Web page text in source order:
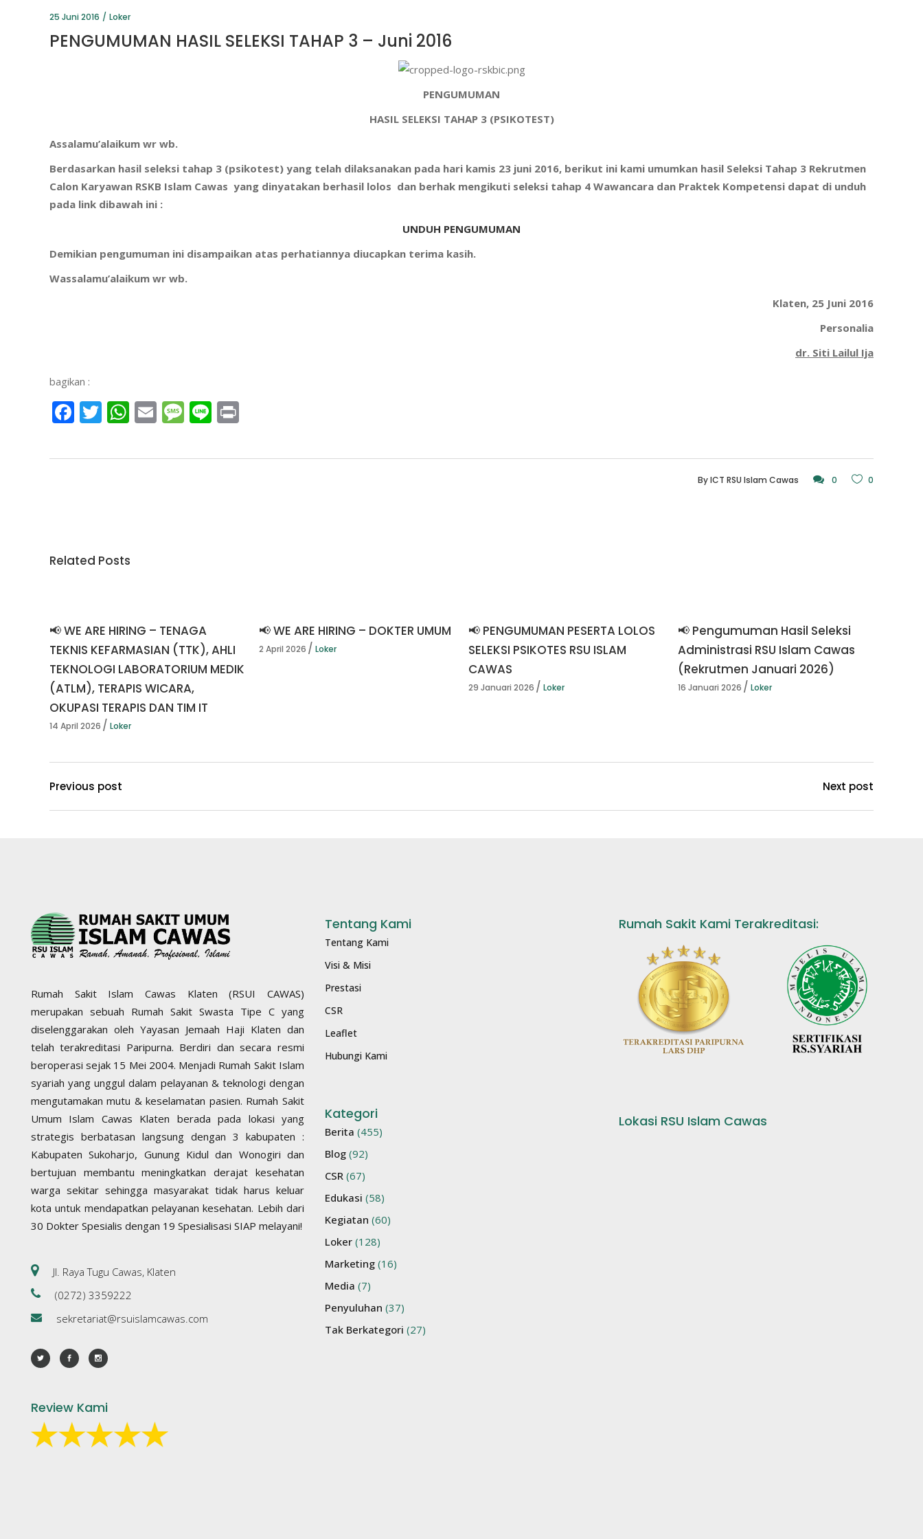
25 Juni 2016 Loker
PENGUMUMAN HASIL SELEKSI TAHAP 3 – Juni 2016
PENGUMUMAN
HASIL SELEKSI TAHAP 3 (PSIKOTEST)
Assalamu’alaikum wr wb.
Berdasarkan hasil seleksi tahap 3 (psikotest) yang telah dilaksanakan pada hari kamis 23 juni 2016, berikut ini kami umumkan hasil Seleksi Tahap 3 Rekrutmen
Calon Karyawan RSKB Islam Cawas yang dinyatakan berhasil lolos dan berhak mengikuti seleksi tahap 4 Wawancara dan Praktek Kompetensi dapat di unduh
pada link dibawah ini :
UNDUH PENGUMUMAN
Demikian pengumuman ini disampaikan atas perhatiannya diucapkan terima kasih.
Wassalamu’alaikum wr wb.
Klaten, 25 Juni 2016
Personalia
dr. Siti Lailul Ija
bagikan :
Facebook
Twitter
WhatsApp
EmailMessage
Line
ByICT RSU Islam Cawas 0 0
Related Posts
📢 WE ARE HIRING – TENAGA
TEKNIS KEFARMASIAN (TTK), AHLI
TEKNOLOGI LABORATORIUM MEDIK
(ATLM), TERAPIS WICARA,
OKUPASI TERAPIS DAN TIM IT
14 April 2026 Loker
📢 WE ARE HIRING – DOKTER UMUM
2 April 2026 Loker
📢 PENGUMUMAN PESERTA LOLOS
SELEKSI PSIKOTES RSU ISLAM
CAWAS
29 Januari 2026 Loker
📢 Pengumuman Hasil Seleksi
Administrasi RSU Islam Cawas
(Rekrutmen Januari 2026)
16 Januari 2026 Loker
Previous post Next post
Rumah Sakit Islam Cawas Klaten (RSUI CAWAS)
merupakan sebuah Rumah Sakit Swasta Tipe C yang
diselenggarakan oleh Yayasan Jemaah Haji Klaten dan
telah terakreditasi Paripurna. Berdiri dan secara resmi
beroperasi sejak 15 Mei 2004. Menjadi Rumah Sakit Islam
syariah yang unggul dalam pelayanan & teknologi dengan
mengutamakan mutu & keselamatan pasien. Rumah Sakit
Umum Islam Cawas Klaten berada pada lokasi yang
strategis berbatasan langsung dengan 3 kabupaten :
Kabupaten Sukoharjo, Gunung Kidul dan Wonogiri dan
bertujuan membantu meningkatkan derajat kesehatan
warga sekitar sehingga masyarakat tidak harus keluar
kota untuk mendapatkan pelayanan kesehatan. Lebih dari
30 Dokter Spesialis dengan 19 Spesialisasi SIAP melayani!
Jl. Raya Tugu Cawas, Klaten
(0272) 3359222
sekretariat@rsuislamcawas.com
Review Kami
Tentang Kami
Tentang Kami
Visi & Misi
Prestasi
CSR
Leaflet
Hubungi Kami
Kategori
Berita (455)
Blog(92)
CSR(67)
Edukasi (58)
Kegiatan (60)
Loker(128)
Marketing(16)
Media (7)
Penyuluhan (37)
Tak Berkategori (27)
Rumah Sakit Kami Terakreditasi:
Lokasi RSU Islam Cawas